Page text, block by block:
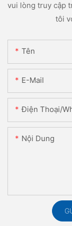
vui lòng truy cập
tôi
Tên
E-Mail
Điện Thoại/
Nội Dung